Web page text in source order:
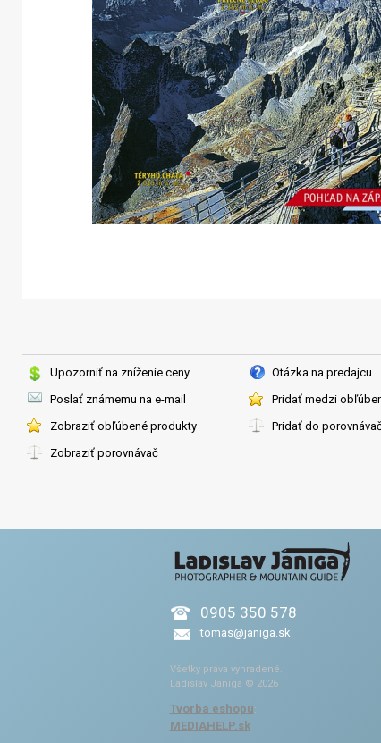
Upozorniť na zníženie ceny
Otázka na predajcu
Poslať známemu na e-mail
Pridať medzi
Zobraziť obľúbené produkty
Pridať do
Zobraziť porovnávač
0905 350 578
tomas@janiga.sk
Všetky práva vyhradené.
Ladislav Janiga © 2026
Tvorba eshopu:
MEDIAHELP.sk